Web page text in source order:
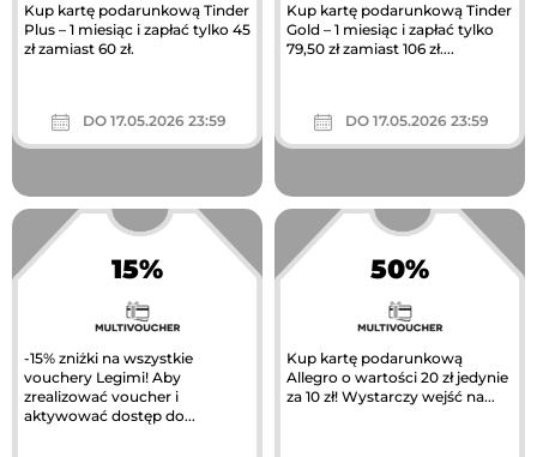
Kup kartę podarunkową Tinder
Plus – 1 miesiąc i zapłać tylko 45
zł zamiast 60 zł.
DO 17.05.2026 23:59
Kup kartę podarunkową Tinder
Gold – 1 miesiąc i zapłać tylko
79,50 zł zamiast 106 zł....
DO 17.05.2026 23:59
15%
-15% zniżki na wszystkie
vouchery Legimi! Aby
zrealizować voucher i
aktywować dostęp do...
50%
Kup kartę podarunkową
Allegro o wartości 20 zł jedynie
za 10 zł! Wystarczy wejść na...